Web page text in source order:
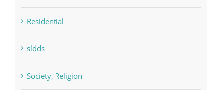
Residential
sldds
Society, Religion